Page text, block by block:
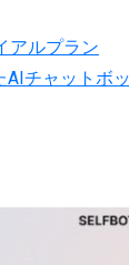
アルプラン
チャット